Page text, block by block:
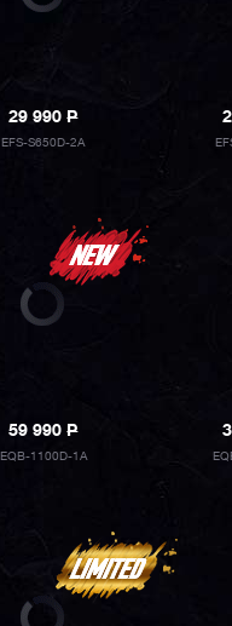
29 990P
EFS-S650D-2A
59 990P
EQB-1100D-1A